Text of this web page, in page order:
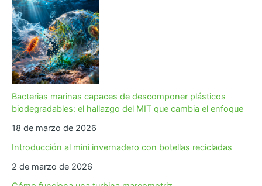
Bacterias marinas capaces de descomponer plásticos
biodegradables: el hallazgo del MIT que cambia el enfoque
18 de marzo de 2026
Introducción al mini invernadero con botellas recicladas
2 de marzo de 2026